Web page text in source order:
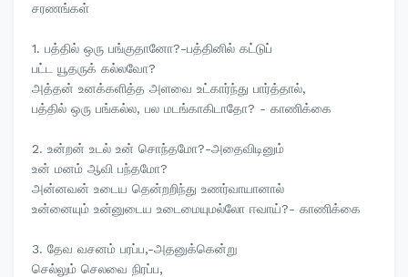
சரணங்கள்
1. பத்தில் ஒரு பங்குதானோ?-பத்தினில் கட்டுப்
பட்ட யூதருக் கல்லவோ?
அத்தன் உனக்களித்த அளவை உட்கார்ந்து பார்த்தால்,
பத்தில் ஒரு பங்கல்ல, பல மடங்காகிடாதோ? - காணிக்கை
2. உன்றன் உடல் உன் சொந்தமோ?-அதைவிடினும்
உன் மனம் ஆவி பந்தமோ?
அன்னவன் உடைய தென்றறிந்து உணர்வாயானால்
உன்னையும் உன்னுடைய உடைமையுமல்லோ ஈவாய்?- காணிக்கை
3. தேவ வசனம் பரப்ப,-அதனுக்கென்று
செல்லும் செலவை நிரப்ப,